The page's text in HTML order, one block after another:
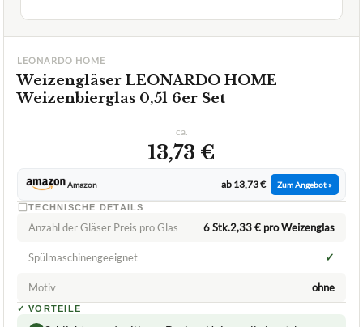
LEONARDO HOME
Weizengläser LEONARDO HOME
Weizenbierglas 0,5l 6er Set
ca.
13,73 €
Amazon ab 13,73 € Zum Angebot »
TECHNISCHE DETAILS
Anzahl der Gläser Preis pro Glas 6 Stk.2,33 € pro Weizenglas
Spülmaschinengeeignet ✓
Motiv ohne
✓ VORTEILE